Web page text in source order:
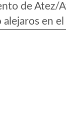
de Atez/
alejaros en